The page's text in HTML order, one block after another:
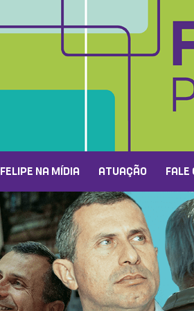
FELIPE NA MÍDIA ATUAÇÃO FALE